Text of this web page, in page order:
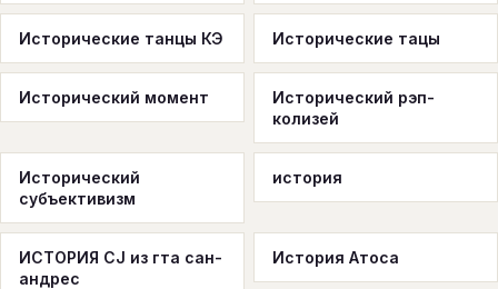
Исторические танцы КЭ Исторические тацы
Исторический момент
Исторический рэп-
колизей
Исторический
субъективизм
история
ИСТОРИЯ CJ из гта сан-
андрес
История Атоса